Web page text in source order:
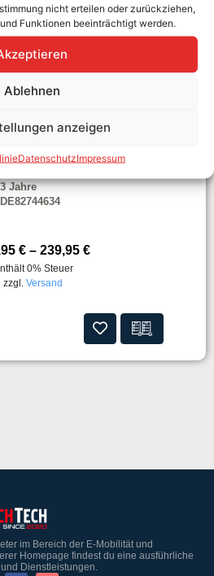
nicht erteilen oder zurückziehen,
Funktionen beeinträchtigt werden.
Ablehnen
anzeigen
DatenschutzImpressum
dé
1234
3.7 kW
Schuko auf Typ 2
6A|8A|10A|13A|16A
Offen
3 Jahre
DE82744634
€ – 239,95 €
0% Steuer
zzgl. Versand
im Bereich der E-Mobilität und
Homepage findest du eine ausführliche
Dienstleistungen.